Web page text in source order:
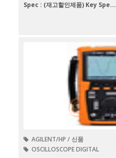
Spec : (재고할인제품) Key Spe...
AGILENT/HP / 신품
OSCILLOSCOPE DIGITAL